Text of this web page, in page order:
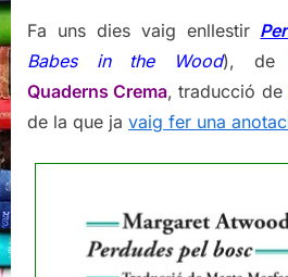
Fa uns dies vaig enllestir
Babes in the Wood), de
Quaderns Crema, traducció de
de la que ja vaig fer una